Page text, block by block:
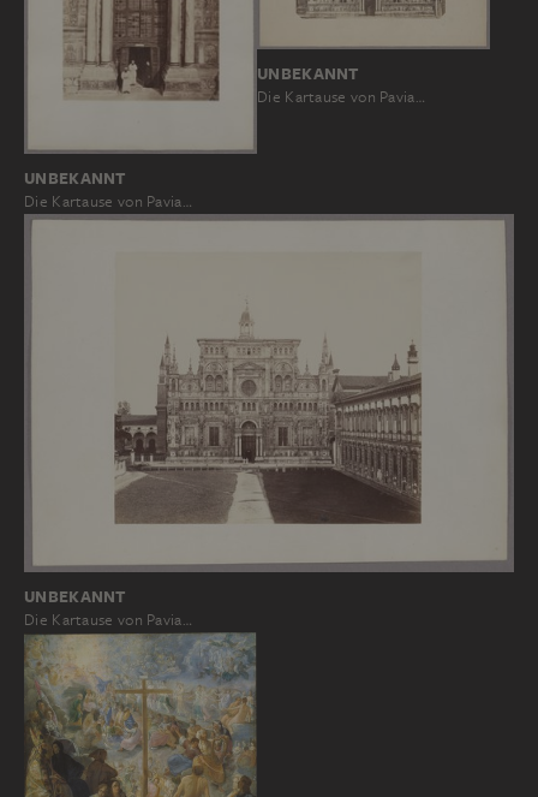
UNBEKANNT
Die Kartause von Pavia…
UNBEKANNT
Die Kartause von Pavia…
UNBEKANNT
Die Kartause von Pavia…